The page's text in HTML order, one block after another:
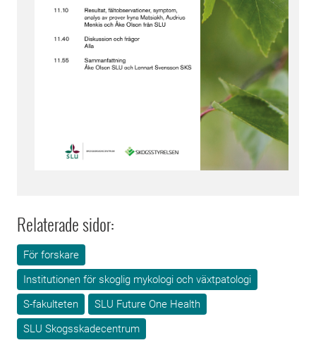
Relaterade sidor:
För forskare
Institutionen för skoglig mykologi och växtpatologi
S-fakulteten
SLU Future One Health
SLU Skogsskadecentrum